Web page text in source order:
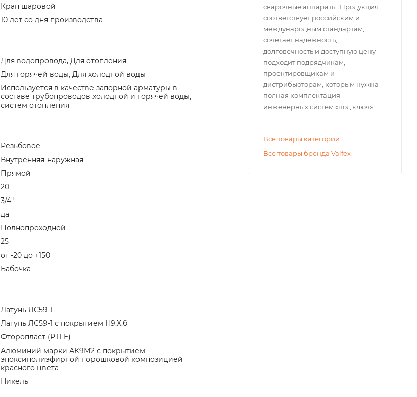
Кран шаровой
10 лет со дня производства
Для водопровода, Для отопления
Для горячей воды, Для холодной воды
Используется в качестве запорной арматуры в
составе трубопроводов холодной и горячей воды,
систем отопления
Резьбовое
Внутренняя-наружная
Прямой
20
3/4"
да
Полнопроходной
25
от -20 до +150
Бабочка
Латунь ЛС59-1
Латунь ЛС59-1 с покрытием Н9.Х.б
Фторопласт (PTFE)
Алюминий марки АК9М2 с покрытием
эпоксиполиэфирной порошковой композицией
красного цвета
Никель
сварочные аппараты. Продукция
соответствует российским и
международным стандартам,
сочетает надежность,
долговечность и доступную цену —
подходит подрядчикам,
проектировщикам и
дистрибьюторам, которым нужна
полная комплектация
инженерных систем «под ключ».
Все товары категории
Все товары бренда Valfex